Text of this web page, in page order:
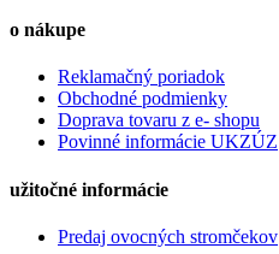
o nákupe
Reklamačný poriadok
Obchodné podmienky
Doprava tovaru z e- shopu
Povinné informácie UKZÚZ
užitočné informácie
Predaj ovocných stromčekov